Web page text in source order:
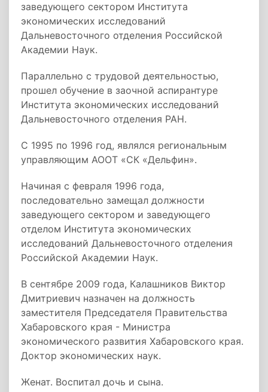
заведующего сектором Института
экономических исследований
Дальневосточного отделения Российской
Академии Наук.
Параллельно с трудовой деятельностью,
прошел обучение в заочной аспирантуре
Института экономических исследований
Дальневосточного отделения РАН.
С 1995 по 1996 год, являлся региональным
управляющим АООТ «СК «Дельфин».
Начиная с февраля 1996 года,
последовательно замещал должности
заведующего сектором и заведующего
отделом Института экономических
исследований Дальневосточного отделения
Российской Академии Наук.
В сентябре 2009 года, Калашников Виктор
Дмитриевич назначен на должность
заместителя Председателя Правительства
Хабаровского края - Министра
экономического развития Хабаровского края.
Доктор экономических наук.
Женат. Воспитал дочь и сына.